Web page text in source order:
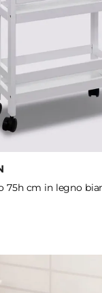
75h cm in legno